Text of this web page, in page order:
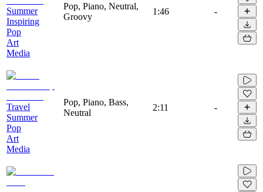
Summer
Inspiring
Pop
Art
Media
Pop, Piano, Neutral,
Groovy
1:46 -
Travel
Summer
Pop
Art
Media
Pop, Piano, Bass,
Neutral
2:11 -